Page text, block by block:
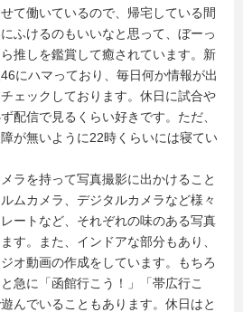
て働いているので、帰宅している間
ふけるのもいいなと思って、ぼーっ
推しを鑑賞して癒されています。新
にハマっており、毎日何か情報が出
ェックしております。休日に試合や
配信で見るくらい好きです。ただ、
が無いように22時くらいには寝てい
ラを持って写真撮影に出かけること
ムカメラ、デジタルカメラなど様々
ートなど、それぞれの味のある写真
す。また、インドアな部分もあり、
オ動画の作成をしています。もちろ
急に「函館行こう！」「帯広行こ
んでいることもあります。休日はと